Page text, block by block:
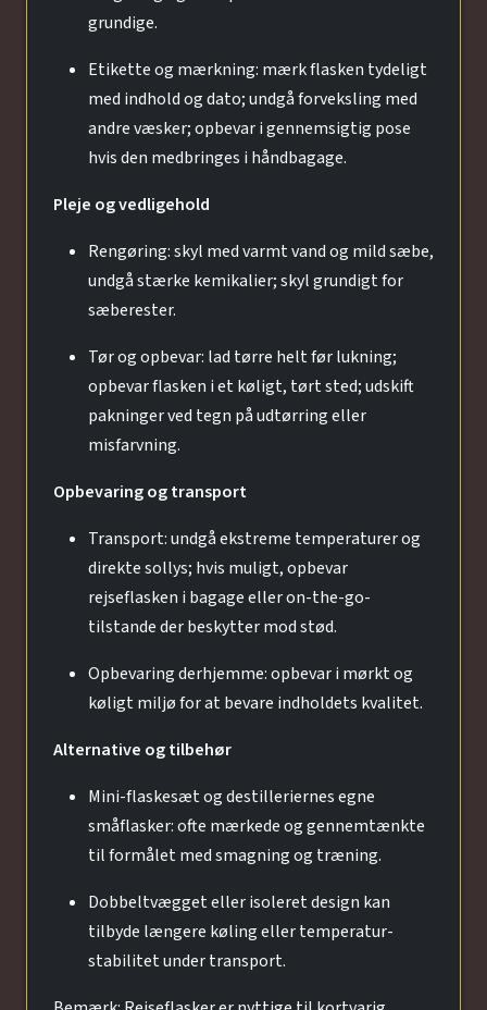
grundige.
Etikette og mærkning: mærk flasken tydeligt
med indhold og dato; undgå forveksling med
andre væsker; opbevar i gennemsigtig pose
hvis den medbringes i håndbagage.
Pleje og vedligehold
Rengøring: skyl med varmt vand og mild sæbe,
undgå stærke kemikalier; skyl grundigt for
sæberester.
Tør og opbevar: lad tørre helt før lukning;
opbevar flasken i et køligt, tørt sted; udskift
pakninger ved tegn på udtørring eller
misfarvning.
Opbevaring og transport
Transport: undgå ekstreme temperaturer og
direkte sollys; hvis muligt, opbevar
rejseflasken i bagage eller on-the-go-
tilstande der beskytter mod stød.
Opbevaring derhjemme: opbevar i mørkt og
køligt miljø for at bevare indholdets kvalitet.
Alternative og tilbehør
Mini-flaskesæt og destilleriernes egne
småflasker: ofte mærkede og gennemtænkte
til formålet med smagning og træning.
Dobbeltvægget eller isoleret design kan
tilbyde længere køling eller temperatur-
stabilitet under transport.